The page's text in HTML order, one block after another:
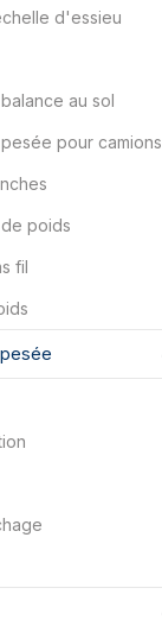
d'essieu
au sol
pour camions
poids
fil